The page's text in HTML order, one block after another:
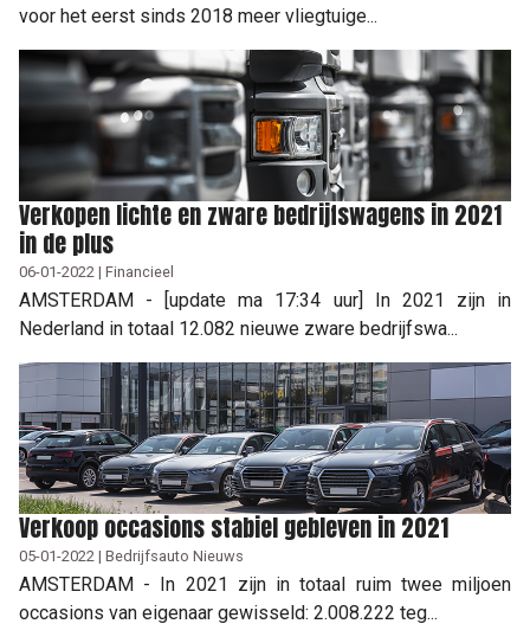
voor het eerst sinds 2018 meer vliegtuige...
Verkopen lichte en zware bedrijfswagens in 2021
in de plus
06-01-2022 | Financieel
AMSTERDAM - [update ma 17:34 uur] In 2021 zijn in
Nederland in totaal 12.082 nieuwe zware bedrijfswa...
Verkoop occasions stabiel gebleven in 2021
05-01-2022 | Bedrijfsauto Nieuws
AMSTERDAM - In 2021 zijn in totaal ruim twee miljoen
occasions van eigenaar gewisseld: 2.008.222 teg...